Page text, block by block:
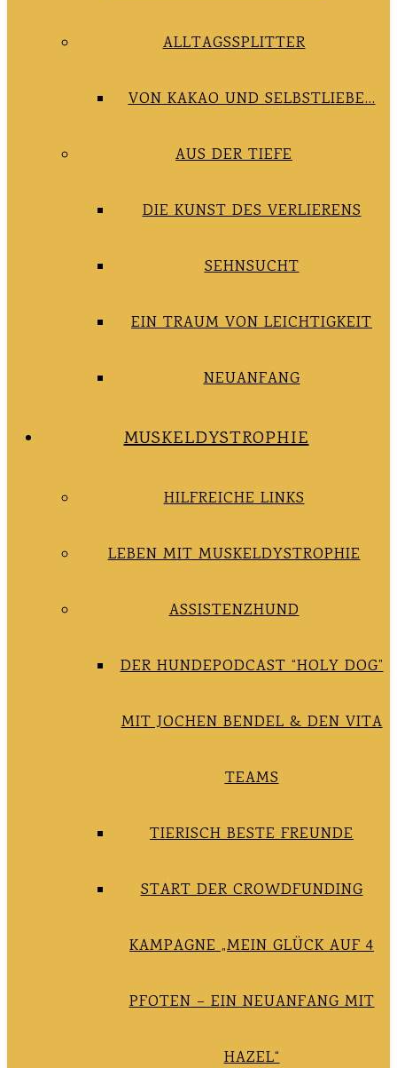
ALLTAGSSPLITTER
VON KAKAO UND SELBSTLIEBE…
AUS DER TIEFE
DIE KUNST DES VERLIERENS
SEHNSUCHT
EIN TRAUM VON LEICHTIGKEIT
NEUANFANG
MUSKELDYSTROPHIE
HILFREICHE LINKS
LEBEN MIT MUSKELDYSTROPHIE
ASSISTENZHUND
DER HUNDEPODCAST “HOLY DOG”
MIT JOCHEN BENDEL & DEN VITA
TEAMS
TIERISCH BESTE FREUNDE
START DER CROWDFUNDING
KAMPAGNE „MEIN GLÜCK AUF 4
PFOTEN – EIN NEUANFANG MIT
HAZEL“